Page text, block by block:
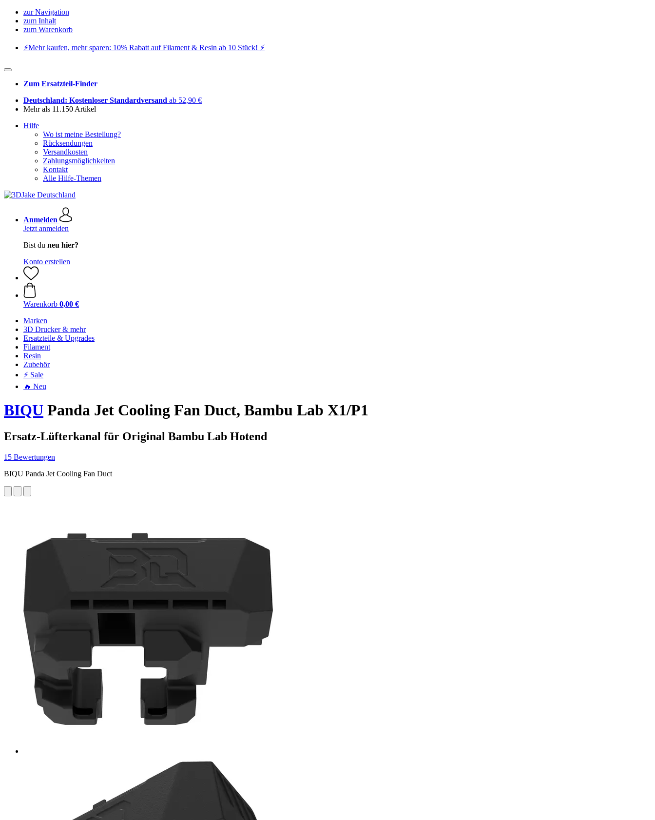
zur Navigation
zum Inhalt
zum Warenkorb
⚡️Mehr kaufen, mehr sparen: 10% Rabatt auf Filament & Resin ab 10 Stück! ⚡️
Zum Ersatzteil-Finder
Deutschland: Kostenloser Standardversand ab 52,90 €
Mehr als 11.150 Artikel
Hilfe
Wo ist meine Bestellung?
Rücksendungen
Versandkosten
Zahlungsmöglichkeiten
Kontakt
Alle Hilfe-Themen
Anmelden
Jetzt anmelden
Bist du neu hier?
Konto erstellen
Warenkorb 0,00 €
Marken
3D Drucker & mehr
Ersatzteile & Upgrades
Filament
Resin
Zubehör
⚡ Sale
🔥 Neu
BIQU Panda Jet Cooling Fan Duct, Bambu Lab X1/P1
Ersatz-Lüfterkanal für Original Bambu Lab Hotend
15 Bewertungen
BIQU Panda Jet Cooling Fan Duct